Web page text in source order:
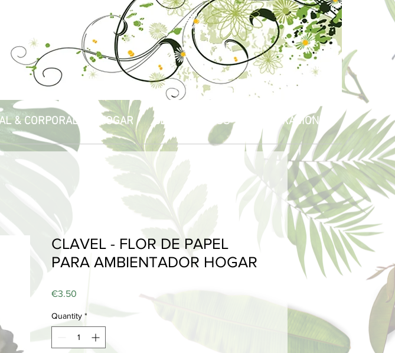
& CORPORAL HOGAR BEBÉS & NIÑOS CELEBRACIONES
CLAVEL - FLOR DE PAPEL
PARA AMBIENTADOR HOGAR
€3.50
Quantity *